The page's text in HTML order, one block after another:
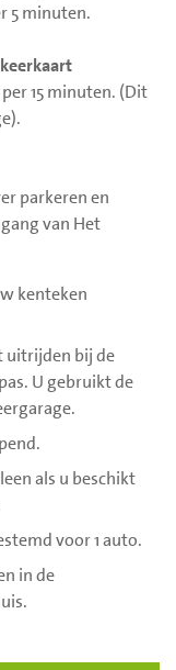
5 minuten.
15 minuten. (Dit
parkeren en
van Het
kenteken
uitrijden bij de
U gebruikt de
als u beschikt
voor 1 auto.
in de